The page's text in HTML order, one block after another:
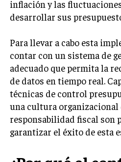
GESTIÓN DEL RIESGO
DERECHO
ÉXITO EMPRESARIAL Y
GOBIERNO
NEGOCIOS
ESTRATEGIAS DE
MARKETING B2B
inflación y las
desarrollar sus
Para llevar a cabo esta
contar con un sistema de
adecuado que permita la
de datos en tiempo real.
técnicas de control
una cultura organizacional
responsabilidad fiscal son
garantizar el éxito de esta